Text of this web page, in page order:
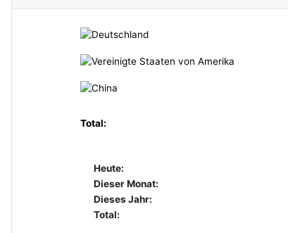
Total:
Heute:
Dieser Monat:
Dieses Jahr:
Total: